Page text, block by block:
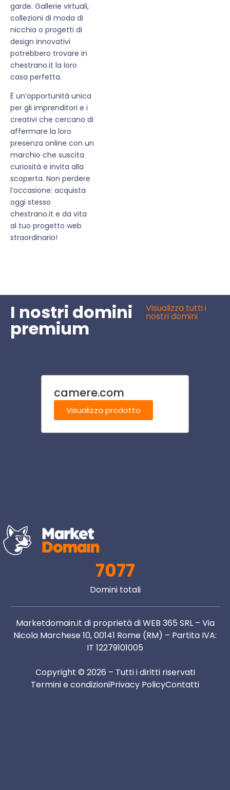
garde. Gallerie virtuali,
collezioni di moda di
nicchia o progetti di
design innovativi
potrebbero trovare in
chestrano.it la loro
casa perfetta.
È un’opportunità unica
per gli imprenditori e i
creativi che cercano di
affermare la loro
presenza online con un
marchio che suscita
curiosità e invita alla
scoperta. Non perdere
l’occasione: acquista
oggi stesso
chestrano.it e da vita
al tuo progetto web
straordinario!
I nostri domini
premium
Visualizza tutti i
nostri domini
camere.com
Visualizza prodotto
7077
Domini totali
Marketdomain.it di proprietà di WEB 365 SRL – Via
Nicola Marchese 10, 00141 Rome (RM) – Partita IVA:
IT 12279101005
Copyright © 2026 – Tutti i diritti riservati
Termini e condizioniPrivacy PolicyContatti